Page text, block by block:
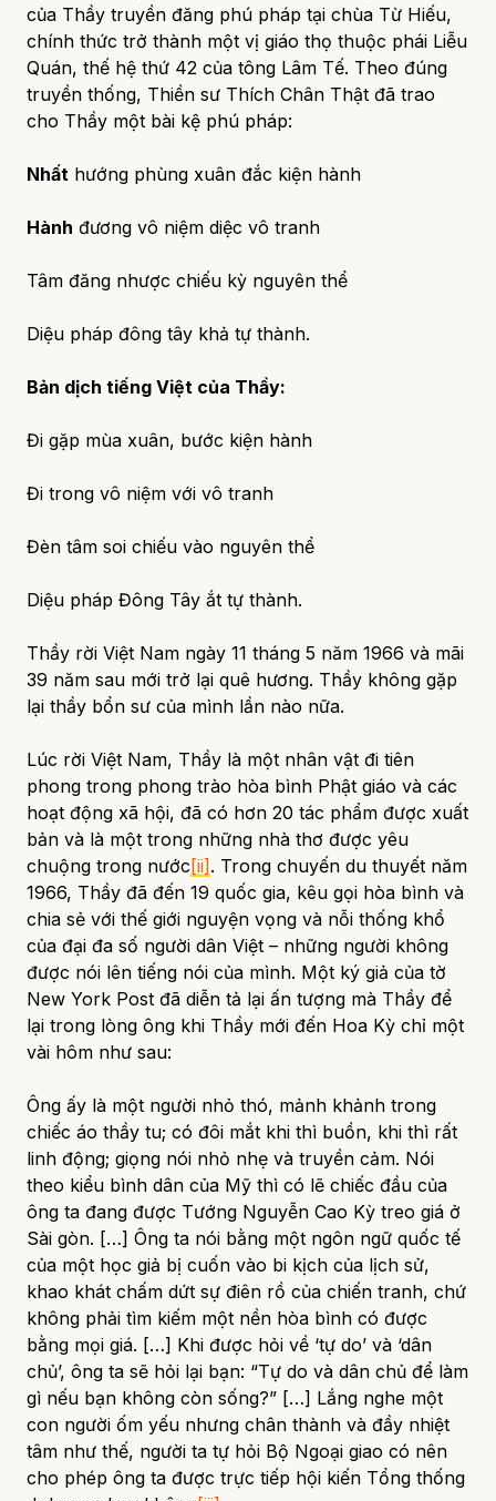
của Thầy truyền đăng phú pháp tại chùa Từ Hiếu,
chính thức trở thành một vị giáo thọ thuộc phái Liễu
Quán, thế hệ thứ 42 của tông Lâm Tế. Theo đúng
truyền thống, Thiền sư Thích Chân Thật đã trao
cho Thầy một bài kệ phú pháp:
Nhất hướng phùng xuân đắc kiện hành
Hành đương vô niệm diệc vô tranh
Tâm đăng nhược chiếu kỳ nguyên thể
Diệu pháp đông tây khả tự thành.
Bản dịch tiếng Việt của Thầy:
Đi gặp mùa xuân, bước kiện hành
Đi trong vô niệm với vô tranh
Đèn tâm soi chiếu vào nguyên thể
Diệu pháp Đông Tây ắt tự thành.
Thầy rời Việt Nam ngày 11 tháng 5 năm 1966 và mãi
39 năm sau mới trở lại quê hương. Thầy không gặp
lại thầy bổn sư của mình lần nào nữa.
Lúc rời Việt Nam, Thầy là một nhân vật đi tiên
phong trong phong trào hòa bình Phật giáo và các
hoạt động xã hội, đã có hơn 20 tác phẩm được xuất
bản và là một trong những nhà thơ được yêu
chuộng trong nước [ii] . Trong chuyến du thuyết năm
1966, Thầy đã đến 19 quốc gia, kêu gọi hòa bình và
chia sẻ với thế giới nguyện vọng và nỗi thống khổ
của đại đa số người dân Việt – những người không
được nói lên tiếng nói của mình. Một ký giả của tờ
New York Post đã diễn tả lại ấn tượng mà Thầy để
lại trong lòng ông khi Thầy mới đến Hoa Kỳ chỉ một
vài hôm như sau:
Ông ấy là một người nhỏ thó, mảnh khảnh trong
chiếc áo thầy tu; có đôi mắt khi thì buồn, khi thì rất
linh động; giọng nói nhỏ nhẹ và truyền cảm. Nói
theo kiểu bình dân của Mỹ thì có lẽ chiếc đầu của
ông ta đang được Tướng Nguyễn Cao Kỳ treo giá ở
Sài gòn. […] Ông ta nói bằng một ngôn ngữ quốc tế
của một học giả bị cuốn vào bi kịch của lịch sử,
khao khát chấm dứt sự điên rồ của chiến tranh, chứ
không phải tìm kiếm một nền hòa bình có được
bằng mọi giá. […] Khi được hỏi về ‘tự do’ và ‘dân
chủ’, ông ta sẽ hỏi lại bạn: “Tự do và dân chủ để làm
gì nếu bạn không còn sống?” […] Lắng nghe một
con người ốm yếu nhưng chân thành và đầy nhiệt
tâm như thế, người ta tự hỏi Bộ Ngoại giao có nên
cho phép ông ta được trực tiếp hội kiến Tổng thống